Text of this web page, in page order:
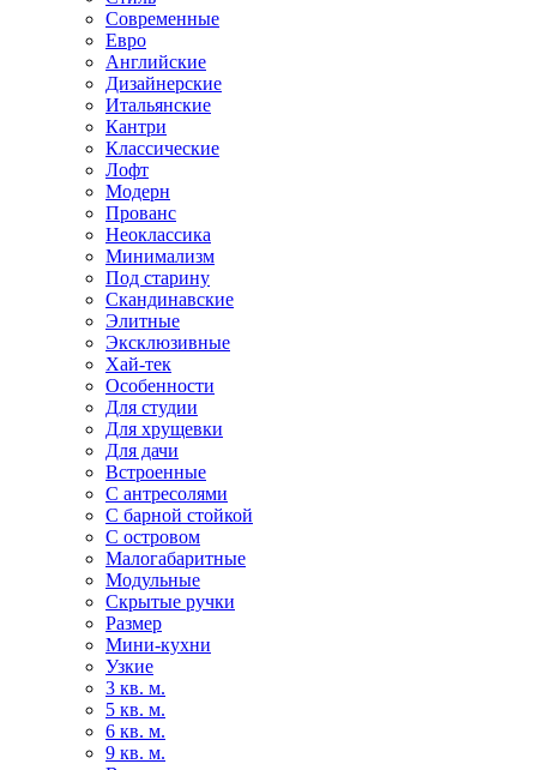
Современные
Евро
Английские
Дизайнерские
Итальянские
Кантри
Классические
Лофт
Модерн
Прованс
Неоклассика
Минимализм
Под старину
Скандинавские
Элитные
Эксклюзивные
Хай-тек
Особенности
Для студии
Для хрущевки
Для дачи
Встроенные
С антресолями
С барной стойкой
С островом
Малогабаритные
Модульные
Скрытые ручки
Размер
Мини-кухни
Узкие
3 кв. м.
5 кв. м.
6 кв. м.
9 кв. м.